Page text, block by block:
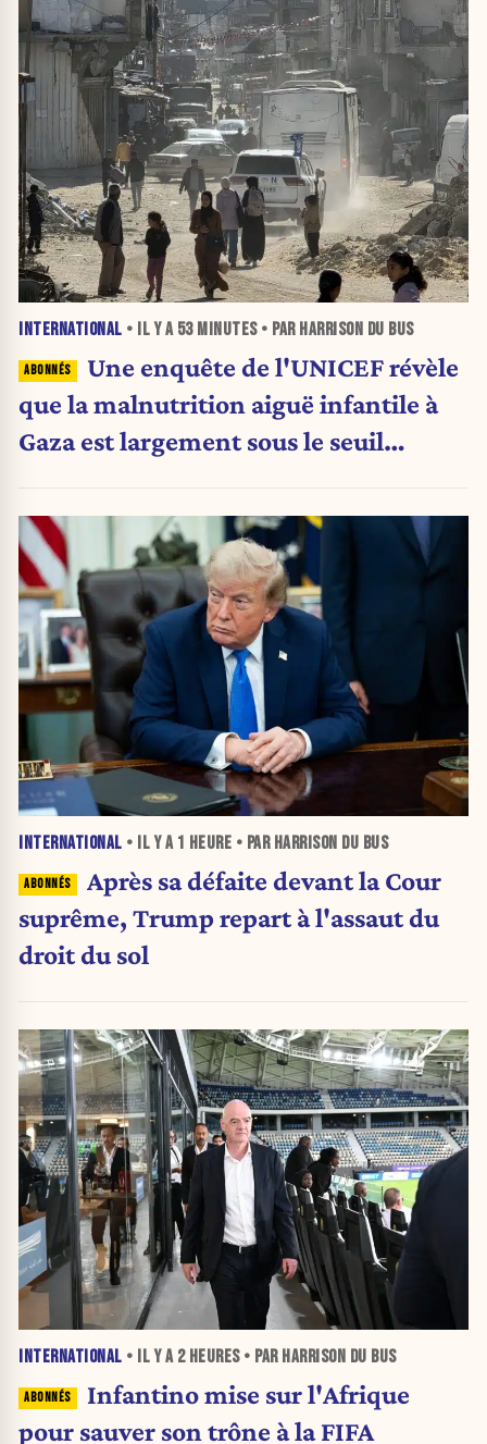
INTERNATIONAL • IL Y A 53 MINUTES• PAR HARRISON DU BUS
Une enquête de l'UNICEF révèle
que la malnutrition aiguë infantile à
Gaza est largement sous le seuil
INTERNATIONAL • IL Y A 1 HEURE • PAR HARRISON DU BUS
Après sa défaite devant la Cour
suprême, Trump repart à l'assaut du
droit du sol
INTERNATIONAL • IL Y A 2 HEURES• PAR HARRISON DU BUS
Infantino mise sur l'Afrique
pour sauver son trône à la FIFA